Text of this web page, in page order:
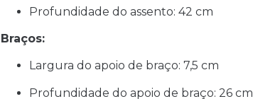
Profundidade do assento: 42 cm
Braços:
Largura do apoio de braço: 7,5 cm
Profundidade do apoio de braço: 26 cm